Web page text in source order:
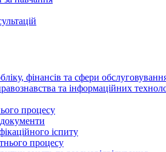
фінансів та сфери
та інформаційних
процесу
іспиту
процесу